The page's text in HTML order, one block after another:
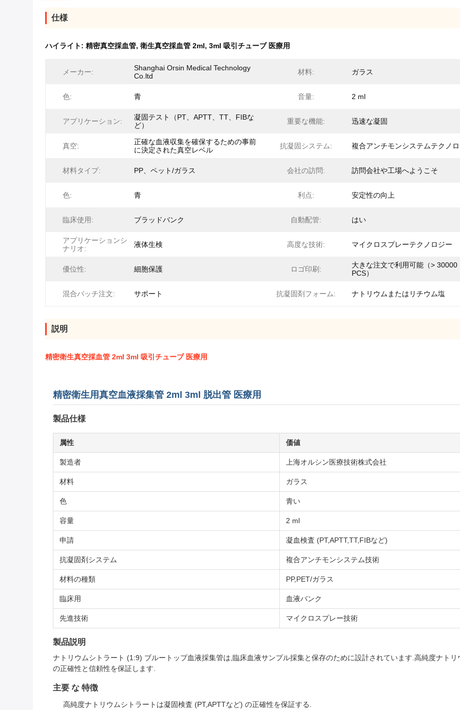
仕様
ハイライト: 精密真空採血管, 衛生真空採血管 2ml, 3ml 吸引チューブ 医療用
メーカー:
Shanghai Orsin Medical Technology
Co.ltd
材料: ガラス
色: 青 音量: 2 ml
アプリケーション:
凝固テスト（PT、APTT、TT、FIBな
ど）
重要な機能: 迅速な凝固
真空:
正確な血液収集を確保するための事前
に決定された真空レベル
抗凝固システム: 複合アンチモンシステムテクノ
材料タイプ: PP、ペット/ガラス 会社の訪問: 訪問会社や工場へようこそ
色: 青 利点: 安定性の向上
臨床使用: ブラッドバンク 自動配管: はい
アプリケーションシ
ナリオ:
液体生検 高度な技術: マイクロスプレーテクノロジー
優位性: 細胞保護 ロゴ印刷:
大きな注文で利用可能（> 30000
PCS）
混合バッチ注文: サポート 抗凝固剤フォーム: ナトリウムまたはリチウム塩
説明
精密衛生真空採血管 2ml 3ml 吸引チューブ 医療用
精密衛生用真空血液採集管 2ml 3ml 脱出管 医療用
製品仕様
属性 価値
製造者 上海オルシン医療技術株式会社
材料 ガラス
色 青い
容量 2 ml
申請 凝血検査 (PT,APTT,TT,FIBなど)
抗凝固剤システム 複合アンチモンシステム技術
材料の種類 PP,PET/ガラス
臨床用 血液バンク
先進技術 マイクロスプレー技術
製品説明
ナトリウムシトラート (1:9) ブルートップ血液採集管は,臨床血液サンプル採集と保存のために設計されています.高純度ナト
の正確性と信頼性を保証します.
主要 な 特徴
高純度ナトリウムシトラートは凝固検査 (PT,APTTなど) の正確性を保証する.